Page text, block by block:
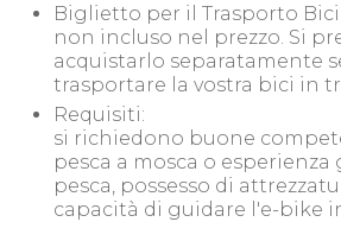
Biglietto per il Trasporto Bici
non incluso nel prezzo. Si
acquistarlo separatamente
trasportare la vostra bici in
Requisiti:
si richiedono buone
pesca a mosca o esperienza
pesca, possesso di
capacità di guidare l'e-bike